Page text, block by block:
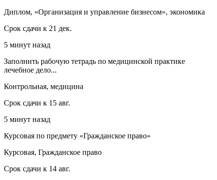
Диплом, «Организация и управление бизнесом», экономика
Срок сдачи к 21 дек.
5 минут назад
Заполнить рабочую тетрадь по медицинской практике
лечебное дело...
Контрольная, медицина
Срок сдачи к 15 авг.
5 минут назад
Курсовая по предмету «Гражданское право»
Курсовая, Гражданское право
Срок сдачи к 14 авг.